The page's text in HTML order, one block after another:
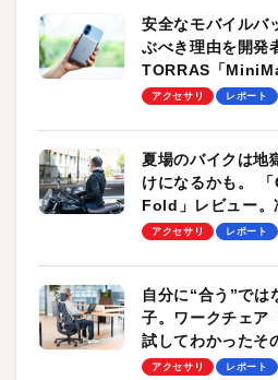
安全なモバイルバ
ぶべき理由を開発
TORRAS「
ーも
アクセサリ レポート
夏場のバイクは地
けになるかも。
Fold」レビュー。
却プレート、シン
アクセサリ レポート
自分に“合う”では
子。ワークチェ
試してわかったそ
ッチ機能も搭載
アクセサリ レポート